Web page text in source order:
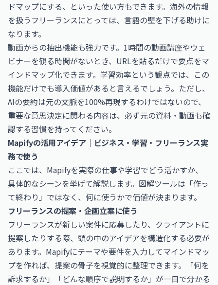
ドマップにする、といった使い方もできます。海外の情報
を扱うフリーランスにとっては、言語の壁を下げる助けに
なります。
動画からの抽出機能も強力です。1時間の動画講座やウェ
ビナーを観る時間がないとき、URLを貼るだけで要点をマ
インドマップ化できます。学習効率という観点では、この
機能だけでも導入価値があると言えるでしょう。ただし、
AIの要約は元の文脈を100%再現するわけではないので、
重要な意思決定に関わる内容は、必ず元の資料・動画も確
認する習慣を持ってください。
Mapifyの活用アイデア｜ビジネス・学習・フリーランス実
務で使う
ここでは、Mapifyを実際の仕事や学習でどう活かすか、
具体的なシーンを挙げて解説します。図解ツールは「作っ
て終わり」ではなく、何に使うかで価値が決まります。
フリーランスの提案・企画立案に使う
フリーランスが新しい案件に応募したり、クライアントに
提案したりする際、頭の中のアイデアを構造化する必要が
あります。Mapifyにテーマや要件を入力してマインドマッ
プを作れば、提案の骨子を視覚的に整理できます。「何を
訴求するか」「どんな順序で説明するか」が一目で分かる